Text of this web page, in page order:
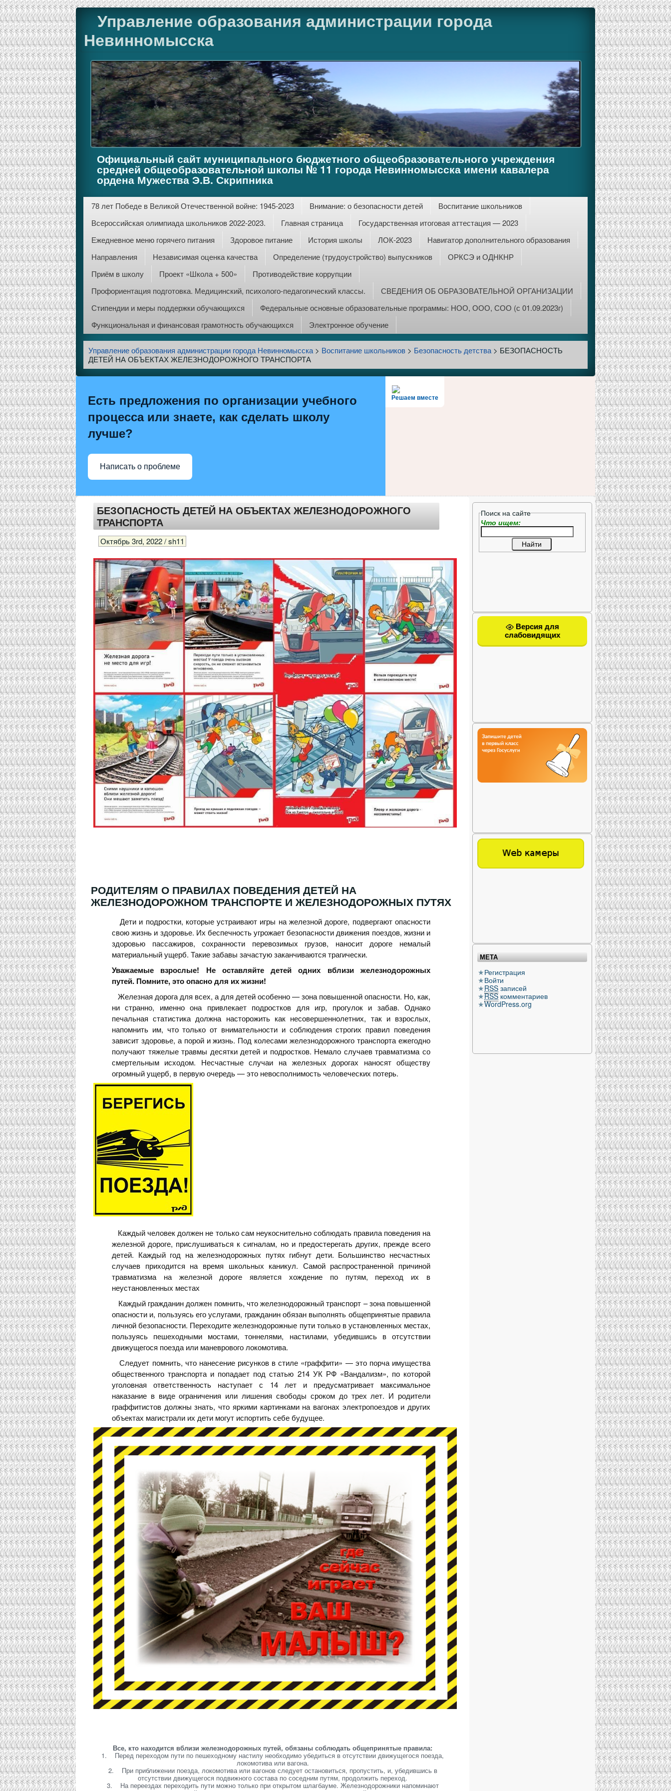
Управление образования администрации города
Невинномысска
Официальный сайт муниципального бюджетного общеобразовательного учреждения
средней общеобразовательной школы № 11 города Невинномысска имени кавалера
ордена Мужества Э.В. Скрипника
78 лет Победе в Великой Отечественной войне: 1945-2023 Внимание: о безопасности детей
Воспитание школьников
Всероссийская олимпиада школьников 2022-2023.
Главная страница
Государственная итоговая аттестация — 2023
Ежедневное меню горячего питания
Здоровое питание История школы ЛОК-2023
Навигатор дополнительного образования
Направления
Независимая оценка качества Определение (трудоустройство) выпускников
ОРКСЭ и ОДНКНР
Приём в школу
Проект «Школа + 500»
Противодействие коррупции
Профориентация подготовка. Медицинский, психолого-педагогический классы.
СВЕДЕНИЯ ОБ ОБРАЗОВАТЕЛЬНОЙ ОРГАНИЗАЦИИ
Стипендии и меры поддержки обучающихся
Федеральные основные образовательные программы: НОО, ООО, СОО (с 01.09.2023г)
Функциональная и финансовая грамотность обучающихся
Электронное обучение
Управление образования администрации города Невинномысска > Воспитание школьников > Безопасность детства > БЕЗОПАСНОСТЬ
ДЕТЕЙ НА ОБЪЕКТАХ ЖЕЛЕЗНОДОРОЖНОГО ТРАНСПОРТА
Решаем вместе
Есть предложения по организации учебного
процесса или знаете, как сделать школу
лучше?
Написать о проблеме
БЕЗОПАСНОСТЬ ДЕТЕЙ НА ОБЪЕКТАХ ЖЕЛЕЗНОДОРОЖНОГО
ТРАНСПОРТА
Октябрь 3rd, 2022 / sh11
РОДИТЕЛЯМ О ПРАВИЛАХ ПОВЕДЕНИЯ ДЕТЕЙ НА
ЖЕЛЕЗНОДОРОЖНОМ ТРАНСПОРТЕ И ЖЕЛЕЗНОДОРОЖНЫХ ПУТЯХ
Дети и подростки, которые устраивают игры на железной дороге, подвергают опасности
свою жизнь и здоровье. Их беспечность угрожает безопасности движения поездов, жизни и
здоровью пассажиров, сохранности перевозимых грузов, наносит дороге немалый
материальный ущерб. Такие забавы зачастую заканчиваются трагически.
Уважаемые взрослые! Не оставляйте детей одних вблизи железнодорожных
путей. Помните, это опасно для их жизни!
Железная дорога для всех, а для детей особенно — зона повышенной опасности. Но, как,
ни странно, именно она привлекает подростков для игр, прогулок и забав. Однако
печальная статистика должна насторожить как несовершеннолетних, так и взрослых,
напомнить им, что только от внимательности и соблюдения строгих правил поведения
зависит здоровье, а порой и жизнь. Под колесами железнодорожного транспорта ежегодно
получают тяжелые травмы десятки детей и подростков. Немало случаев травматизма со
смертельным исходом. Несчастные случаи на железных дорогах наносят обществу
огромный ущерб, в первую очередь — это невосполнимость человеческих потерь.
Каждый человек должен не только сам неукоснительно соблюдать правила поведения на
железной дороге, прислушиваться к сигналам, но и предостерегать других, прежде всего
детей. Каждый год на железнодорожных путях гибнут дети. Большинство несчастных
случаев приходится на время школьных каникул. Самой распространенной причиной
травматизма на железной дороге является хождение по путям, переход их в
неустановленных местах
Каждый гражданин должен помнить, что железнодорожный транспорт – зона повышенной
опасности и, пользуясь его услугами, гражданин обязан выполнять общепринятые правила
личной безопасности. Переходите железнодорожные пути только в установленных местах,
пользуясь пешеходными мостами, тоннелями, настилами, убедившись в отсутствии
движущегося поезда или маневрового локомотива.
Следует помнить, что нанесение рисунков в стиле «граффити» — это порча имущества
общественного транспорта и попадает под статью 214 УК РФ «Вандализм», по которой
уголовная ответственность наступает с 14 лет и предусматривает максимальное
наказание в виде ограничения или лишения свободы сроком до трех лет. И родители
граффитистов должны знать, что яркими картинками на вагонах электропоездов и других
объектах магистрали их дети могут испортить себе будущее.
Все, кто находится вблизи железнодорожных путей, обязаны соблюдать общепринятые правила:
1. Перед переходом пути по пешеходному настилу необходимо убедиться в отсутствии движущегося поезда,
локомотива или вагона.
2. При приближении поезда, локомотива или вагонов следует остановиться, пропустить, и, убедившись в
отсутствии движущегося подвижного состава по соседним путям, продолжить переход.
3. На переездах переходить пути можно только при открытом шлагбауме. Железнодорожники напоминают
Поиск на сайте
Что ищем:
Версия для
слабовидящих
МЕТА
Регистрация
Войти
RSS записей
RSS комментариев
WordPress.org